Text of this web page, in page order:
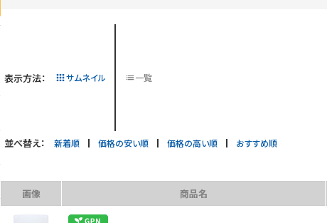
表示方法： サムネイル 一覧
並べ替え： 新着順 価格の安い順 価格の高い順 おすすめ順
画像 商品名